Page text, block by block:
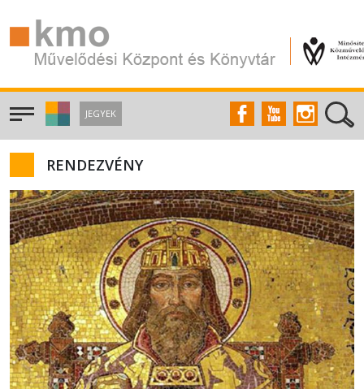
JEGYEK
RENDEZVÉNY